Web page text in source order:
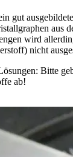
gut
aus
wird
nicht
Bitte
ab!